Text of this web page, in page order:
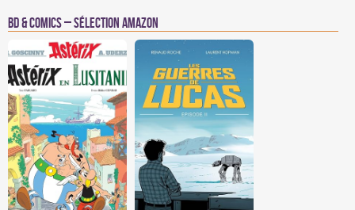
BD & Comics – Sélection Amazon